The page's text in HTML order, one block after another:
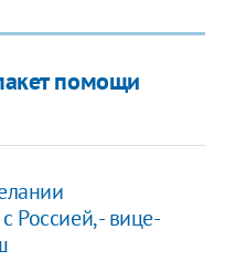
помощи
Россией, - вице-